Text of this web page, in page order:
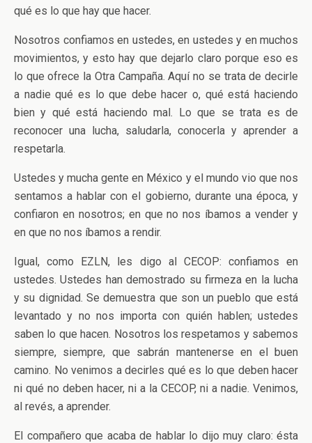
qué es lo que hay que hacer.
Nosotros confiamos en ustedes, en ustedes y en muchos
movimientos, y esto hay que dejarlo claro porque eso es
lo que ofrece la Otra Campaña. Aquí no se trata de decirle
a nadie qué es lo que debe hacer o, qué está haciendo
bien y qué está haciendo mal. Lo que se trata es de
reconocer una lucha, saludarla, conocerla y aprender a
respetarla.
Ustedes y mucha gente en México y el mundo vio que nos
sentamos a hablar con el gobierno, durante una época, y
confiaron en nosotros; en que no nos íbamos a vender y
en que no nos íbamos a rendir.
Igual, como EZLN, les digo al CECOP: confiamos en
ustedes. Ustedes han demostrado su firmeza en la lucha
y su dignidad. Se demuestra que son un pueblo que está
levantado y no nos importa con quién hablen; ustedes
saben lo que hacen. Nosotros los respetamos y sabemos
siempre, siempre, que sabrán mantenerse en el buen
camino. No venimos a decirles qué es lo que deben hacer
ni qué no deben hacer, ni a la CECOP, ni a nadie. Venimos,
al revés, a aprender.
El compañero que acaba de hablar lo dijo muy claro: ésta